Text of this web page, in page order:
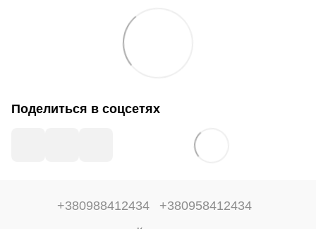
Поделиться в соцсетях
+380988412434 +380958412434